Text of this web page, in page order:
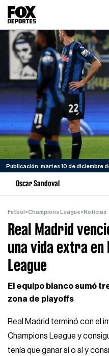
Publicación: martes 10 de diciembre
Oscar Sandoval
Futbol >Champions League>Noticias
Real Madrid
una vida extra en
League
El equipo blanco sumó
zona de playoffs
Real Madrid terminó con el
Champions League y
tenía que ganar sí o sí y